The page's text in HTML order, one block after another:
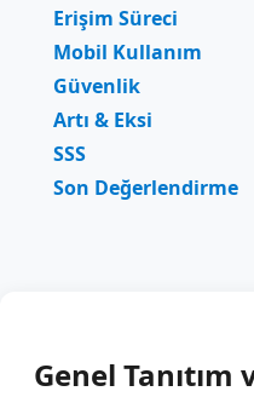
Erişim Süreci
Mobil Kullanım
Güvenlik
Artı & Eksi
SSS
Son Değerlendirme
Genel Tanıtım